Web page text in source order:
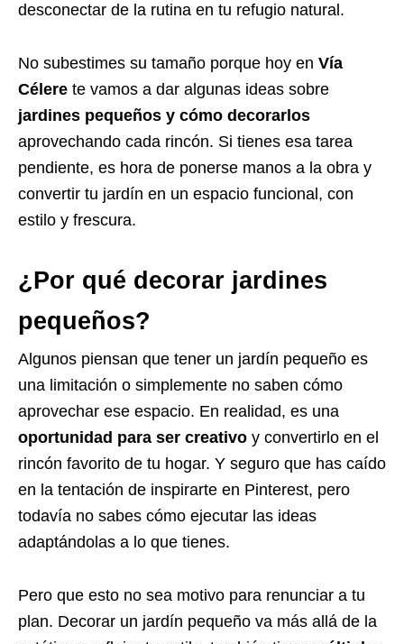
desconectar de la rutina en tu refugio natural.
No subestimes su tamaño porque hoy en Vía
Célere te vamos a dar algunas ideas sobre
jardines pequeños y cómo decorarlos
aprovechando cada rincón. Si tienes esa tarea
pendiente, es hora de ponerse manos a la obra y
convertir tu jardín en un espacio funcional, con
estilo y frescura.
¿Por qué decorar jardines
pequeños?
Algunos piensan que tener un jardín pequeño es
una limitación o simplemente no saben cómo
aprovechar ese espacio. En realidad, es una
oportunidad para ser creativo y convertirlo en el
rincón favorito de tu hogar. Y seguro que has caído
en la tentación de inspirarte en Pinterest, pero
todavía no sabes cómo ejecutar las ideas
adaptándolas a lo que tienes.
Pero que esto no sea motivo para renunciar a tu
plan. Decorar un jardín pequeño va más allá de la